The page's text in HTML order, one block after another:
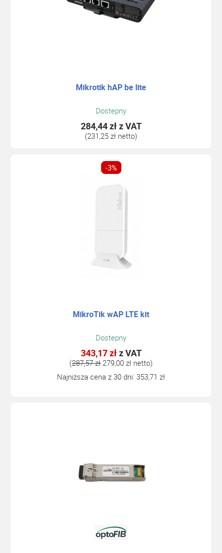
Mikrotik hAP be lite
Dostepny
284,44 złz VAT
(231,25 zł netto)
MikroTik wAP LTE kit
Dostepny
343,17 złz VAT
(287,57 zł 279,00 zł netto)
Najniższa cena z 30 dni: 353,71 zł
-3%